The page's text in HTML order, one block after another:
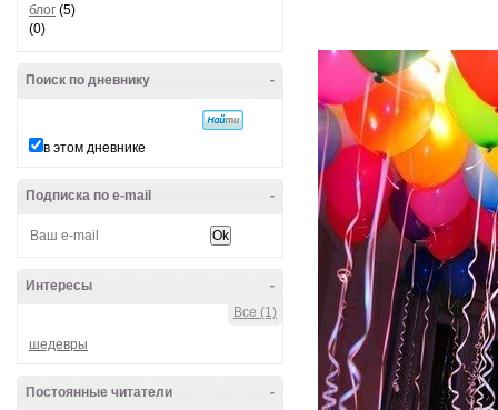
блог (5)
(0)
-
Поиск по дневнику
в этом дневнике
-
Подписка по e-mail
-
Интересы
Все (1)
шедевры
-
Постоянные читатели